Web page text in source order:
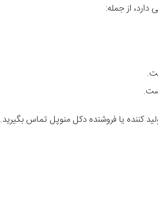
از جمله:
کننده یا فروشنده دکل منوپل تماس بگیرید.